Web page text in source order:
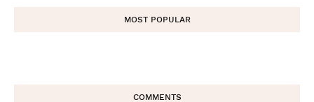
MOST POPULAR
COMMENTS